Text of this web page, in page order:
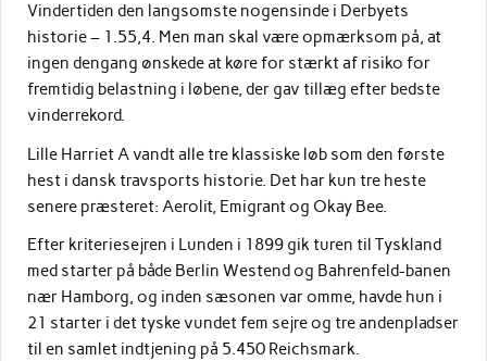
Vindertiden den langsomste nogensinde i Derbyets
historie – 1.55,4. Men man skal være opmærksom på, at
ingen dengang ønskede at køre for stærkt af risiko for
fremtidig belastning i løbene, der gav tillæg efter bedste
vinderrekord.
Lille Harriet A vandt alle tre klassiske løb som den første
hest i dansk travsports historie. Det har kun tre heste
senere præsteret: Aerolit, Emigrant og Okay Bee.
Efter kriteriesejren i Lunden i 1899 gik turen til Tyskland
med starter på både Berlin Westend og Bahrenfeld-banen
nær Hamborg, og inden sæsonen var omme, havde hun i
21 starter i det tyske vundet fem sejre og tre andenpladser
til en samlet indtjening på 5.450 Reichsmark.